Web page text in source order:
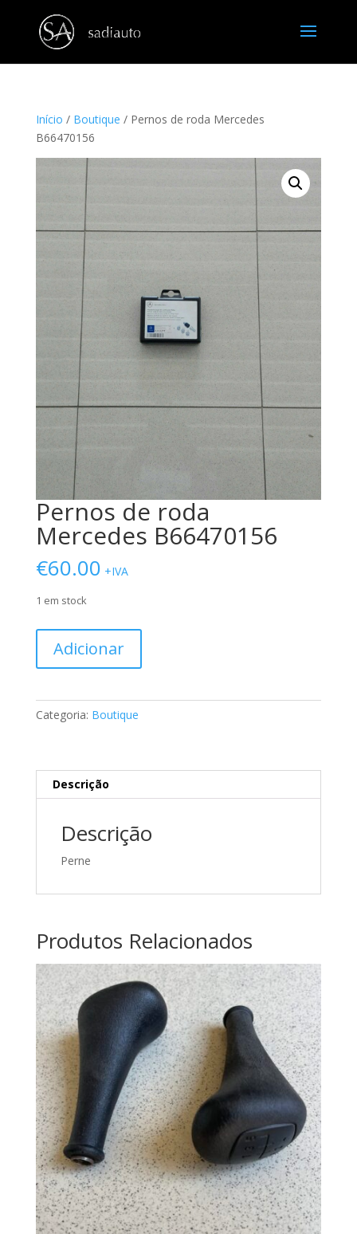
Início / Boutique / Pernos de roda Mercedes
B66470156
Pernos de roda
Mercedes B66470156
€60.00 +IVA
1 em stock
Pernos
roda
Adicionar
Categoria: Boutique
Descrição
Descrição
Perne
Produtos Relacionados